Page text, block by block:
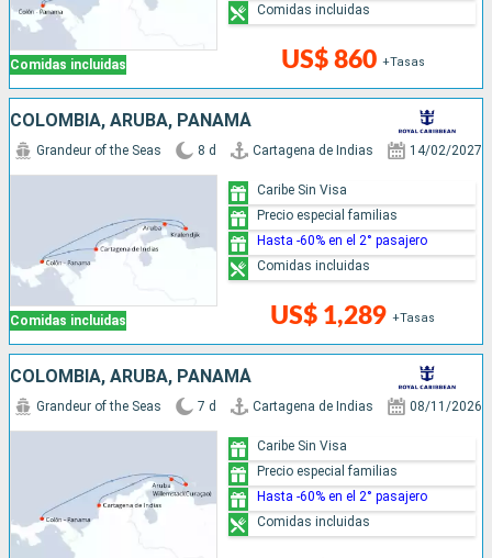
Comidas incluidas US$ 860 +Tasas
Comidas incluidas
COLOMBIA, ARUBA, PANAMÁ
Comidas incluidas
Grandeur of the Seas 8 d Cartagena de Indias 14/02/2027
US$ 1,289 +Tasas
Caribe Sin Visa
Precio especial familias
Hasta -60% en el 2° pasajero
Comidas incluidas
COLOMBIA, ARUBA, PANAMÁ
Grandeur of the Seas 7 d Cartagena de Indias 08/11/2026
Caribe Sin Visa
Precio especial familias
Hasta -60% en el 2° pasajero
Comidas incluidas